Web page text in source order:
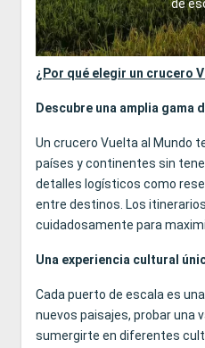
de
¿Por qué elegir un crucero
Descubre una amplia gama
Un crucero Vuelta al Mundo
países y continentes sin
detalles logísticos como
entre destinos. Los
cuidadosamente para
Una experiencia cultural
Cada puerto de escala es
nuevos paisajes, probar una
sumergirte en diferentes